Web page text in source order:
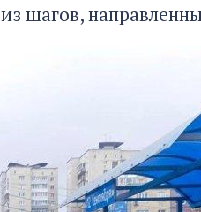
шагов,